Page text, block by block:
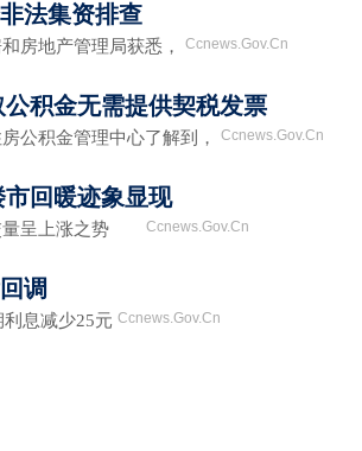
法集资排查
地产管理局获悉， Ccnews.Gov.Cn
积金无需提供契税发票
积金管理中心了解到， Ccnews.Gov.Cn
回暖迹象显现
量呈上涨之势 Ccnews.Gov.Cn
调
息减少25元 Ccnews.Gov.Cn